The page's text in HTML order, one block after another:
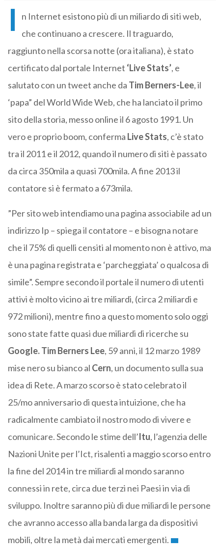
I
n Internet esistono più di un miliardo di siti web,
che continuano a crescere. Il traguardo,
raggiunto nella scorsa notte (ora italiana), è stato
certificato dal portale Internet ‘Live Stats’, e
salutato con un tweet anche da Tim Berners-Lee, il
‘papa” del World Wide Web, che ha lanciato il primo
sito della storia, messo online il 6 agosto 1991. Un
vero e proprio boom, conferma Live Stats, c’è stato
tra il 2011 e il 2012, quando il numero di siti è passato
da circa 350mila a quasi 700mila. A fine 2013 il
contatore si è fermato a 673mila.
”Per sito web intendiamo una pagina associabile ad un
indirizzo Ip – spiega il contatore – e bisogna notare
che il 75% di quelli censiti al momento non è attivo, ma
è una pagina registrata e ‘parcheggiata’ o qualcosa di
simile”. Sempre secondo il portale il numero di utenti
attivi è molto vicino ai tre miliardi, (circa 2 miliardi e
972 milioni), mentre fino a questo momento solo oggi
sono state fatte quasi due miliardi di ricerche su
Google.Tim Berners Lee, 59 anni, il 12 marzo 1989
mise nero su bianco al Cern, un documento sulla sua
idea di Rete. A marzo scorso è stato celebrato il
25/mo anniversario di questa intuizione, che ha
radicalmente cambiato il nostro modo di vivere e
comunicare. Secondo le stime dell’Itu, l’agenzia delle
Nazioni Unite per l’Ict, risalenti a maggio scorso entro
la fine del 2014 in tre miliardi al mondo saranno
connessi in rete, circa due terzi nei Paesi in via di
sviluppo. Inoltre saranno più di due miliardi le persone
che avranno accesso alla banda larga da dispositivi
mobili, oltre la metà dai mercati emergenti.